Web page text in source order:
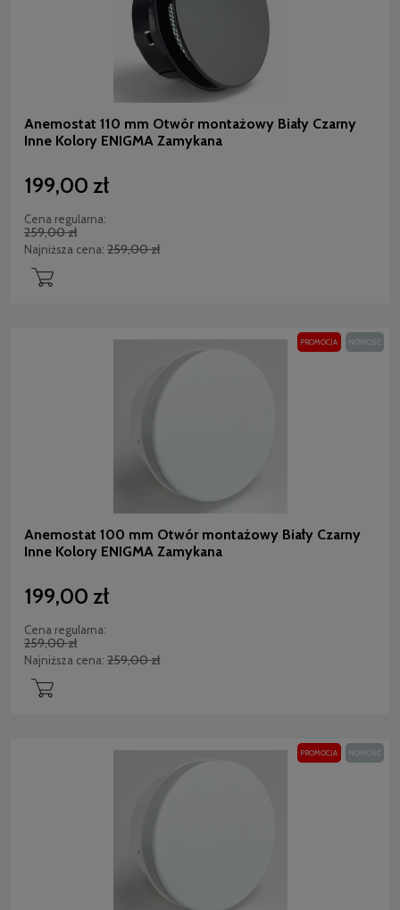
Anemostat 110 mm Otwór montażowy Biały Czarny
Inne Kolory ENIGMA Zamykana
199,00 zł
Cena regularna:
259,00 zł
Najniższa cena: 259,00 zł
Anemostat 100 mm Otwór montażowy Biały Czarny
Inne Kolory ENIGMA Zamykana
199,00 zł
Cena regularna:
259,00 zł
Najniższa cena: 259,00 zł
PROMOCJA NOWOŚĆ
PROMOCJA NOWOŚĆ